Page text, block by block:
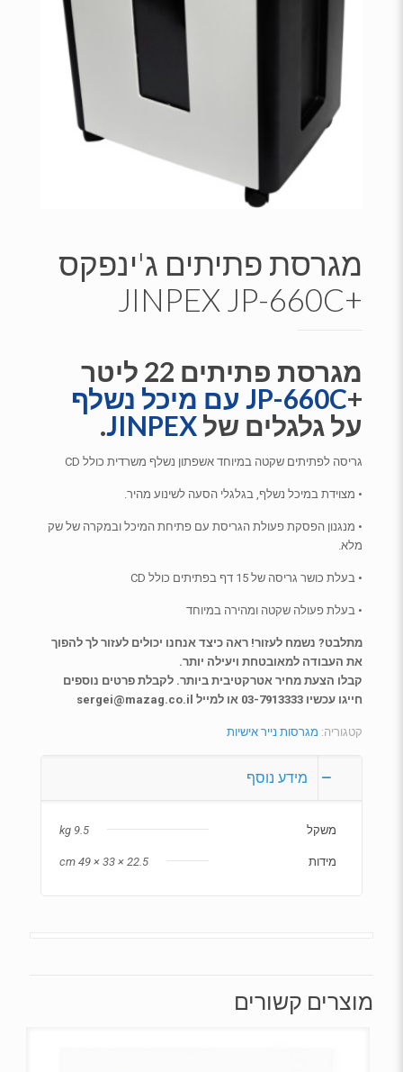
מגרסת פתיתים ג'ינפקס
+JINPEX JP-660C
מגרסת פתיתים 22 ליטר
+JP-660C עם מיכל נשלף
על גלגלים שלJINPEX
.
גריסה לפתיתים שקטה במיוחד אשפתון נשלף משרדית כולל CD
• מצוידת במיכל נשלף, בגלגלי הסעה לשינוע מהיר.
• מנגנון הפסקת פעולת הגריסת עם פתיחת המיכל ובמקרה של שק
מלא.
• בעלת כושר גריסה של 15 דף בפתיתים כולל CD
• בעלת פעולה שקטה ומהירה במיוחד
מתלבט? נשמח לעזור! ראה כיצד אנחנו יכולים לעזור לך להפוך
את העבודה למאובטחת ויעילה יותר.
קבלו הצעת מחיר אטרקטיבית ביותר. לקבלת פרטים נוספים
חייגו עכשיו 03-7913333 או למייל sergei@mazag.co.il
קטגוריה: מגרסות נייר אישיות
מידע נוסף
משקל 9.5 kg
מידות 22.5 × 33 × 49 cm
מוצרים קשורים